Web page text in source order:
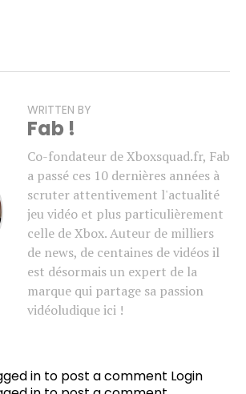
WRITTEN BY
Fab !
Co-fondateur de Xboxsquad.fr, Fab
a passé ces 10 dernières années à
scruter attentivement l'actualité
jeu vidéo et plus particulièrement
celle de Xbox. Auteur de milliers
de news, de centaines de vidéos il
est désormais un expert de la
marque qui partage sa passion
vidéoludique ici !
in to post a comment Login